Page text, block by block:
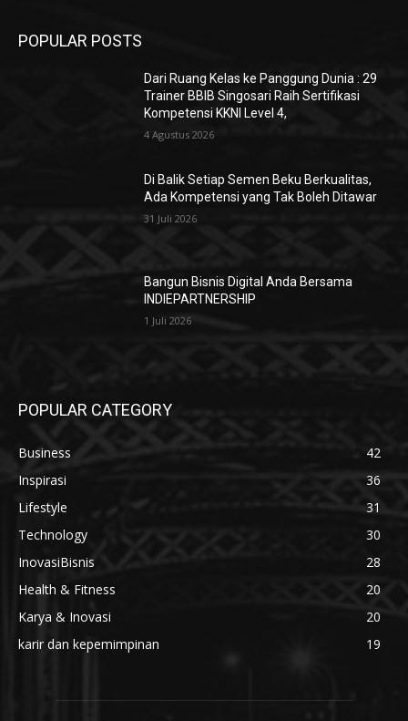
POPULAR POSTS
Dari Ruang Kelas ke Panggung Dunia : 29
Trainer BBIB Singosari Raih Sertifikasi
Kompetensi KKNI Level 4,
4 Agustus 2026
Di Balik Setiap Semen Beku Berkualitas,
Ada Kompetensi yang Tak Boleh Ditawar
31 Juli 2026
Bangun Bisnis Digital Anda Bersama
INDIEPARTNERSHIP
1 Juli 2026
POPULAR CATEGORY
Business
42
Inspirasi
36
Lifestyle
31
Technology
30
InovasiBisnis
28
Health & Fitness
20
Karya & Inovasi
20
karir dan kepemimpinan
19